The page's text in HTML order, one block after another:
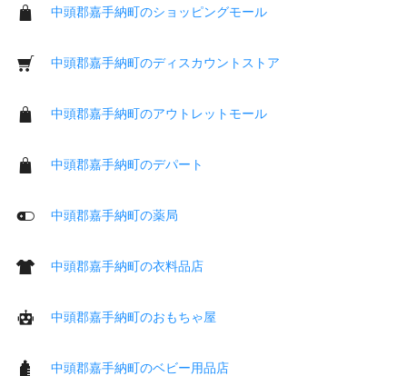
中頭郡嘉手納町のショッピングモール
中頭郡嘉手納町のディスカウントストア
中頭郡嘉手納町のアウトレットモール
中頭郡嘉手納町のデパート
中頭郡嘉手納町の薬局
中頭郡嘉手納町の衣料品店
中頭郡嘉手納町のおもちゃ屋
中頭郡嘉手納町のベビー用品店